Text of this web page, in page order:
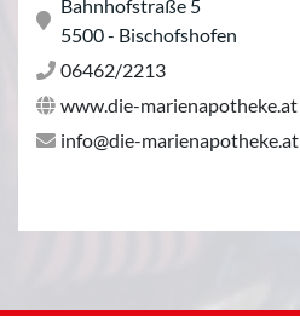
Bahnhofstraße 5
5500 - Bischofshofen
06462/2213
www.die-marienapotheke.at
info@die-marienapotheke.at